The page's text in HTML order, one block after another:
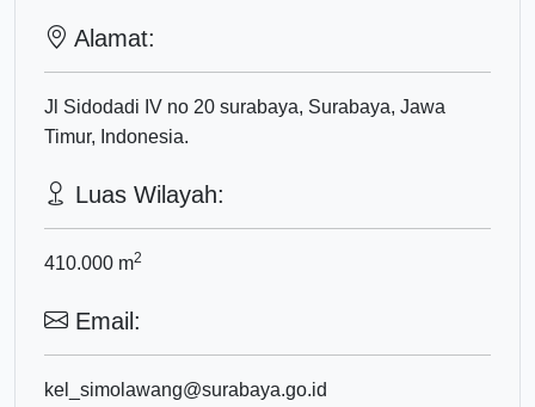
Alamat:
Jl Sidodadi IV no 20 surabaya, Surabaya, Jawa
Timur, Indonesia.
Luas Wilayah:
410.000 m2
Email:
kel_simolawang@surabaya.go.id